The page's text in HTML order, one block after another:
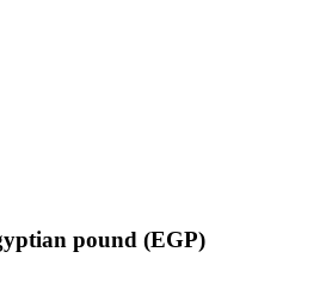
pound (EGP)